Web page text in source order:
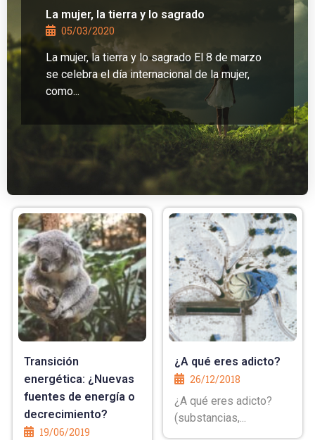
La mujer, la tierra y lo sagrado
05/03/2020
La mujer, la tierra y lo sagrado El 8 de marzo
se celebra el día internacional de la mujer,
como...
Transición
energética: ¿Nuevas
fuentes de energía o
decrecimiento?
19/06/2019
¿A qué eres adicto?
26/12/2018
¿A qué eres adicto?
(substancias,...